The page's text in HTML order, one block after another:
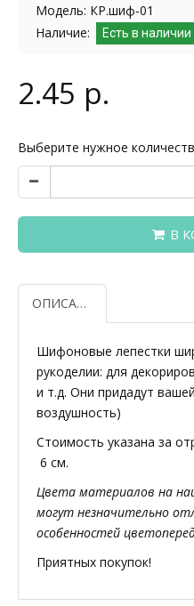
Модель: КР.шиф-01
Наличие:
Есть в наличии
2.45 р.
Выберите нужное
В
ОПИСАНИЕ
Шифоновые лепестки
рукоделии: для
и т.д. Они придадут
воздушность)
Стоимость указана за
6 см.
Цвета материалов на
могут незначительно
особенностей
Приятных покупок!